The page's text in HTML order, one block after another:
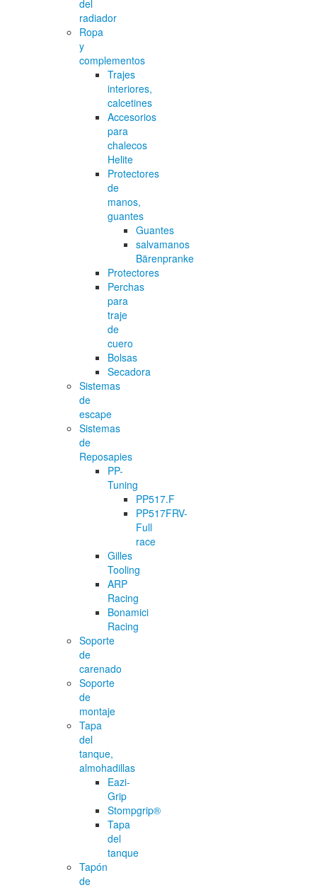
del
radiador
Ropa
y
complementos
Trajes
interiores,
calcetines
Accesorios
para
chalecos
Helite
Protectores
de
manos,
guantes
Guantes
salvamanos
Bärenpranke
Protectores
Perchas
para
traje
de
cuero
Bolsas
Secadora
Sistemas
de
escape
Sistemas
de
Reposapies
PP-
Tuning
PP517.F
PP517FRV-
Full
race
Gilles
Tooling
ARP
Racing
Bonamici
Racing
Soporte
de
carenado
Soporte
de
montaje
Tapa
del
tanque,
almohadillas
Eazi-
Grip
Stompgrip®
Tapa
del
tanque
Tapón
de